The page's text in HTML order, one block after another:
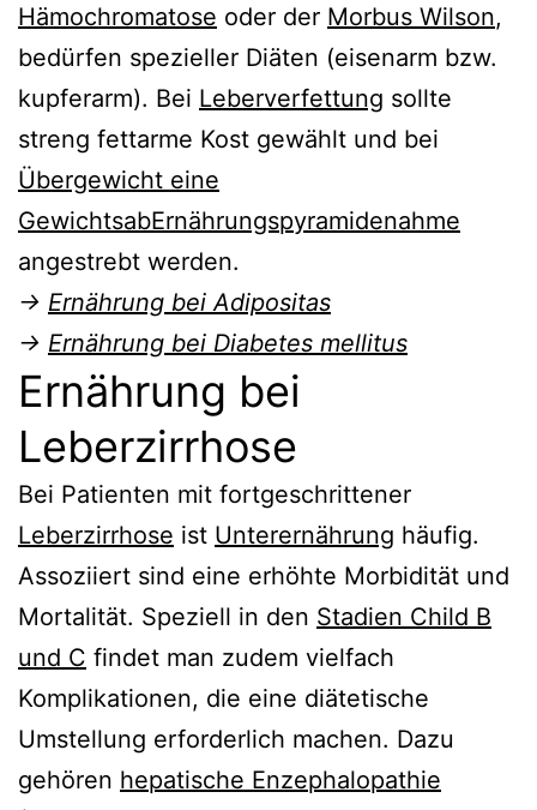
Hämochromatose oder der Morbus Wilson,
bedürfen spezieller Diäten (eisenarm bzw.
kupferarm). Bei Leberverfettung sollte
streng fettarme Kost gewählt und bei
Übergewicht eine
GewichtsabErnährungspyramidenahme
angestrebt werden.
→ Ernährung bei Adipositas
→ Ernährung bei Diabetes mellitus
Ernährung bei
Leberzirrhose
Bei Patienten mit fortgeschrittener
Leberzirrhose ist Unterernährung häufig.
Assoziiert sind eine erhöhte Morbidität und
Mortalität. Speziell in den Stadien Child B
und C findet man zudem vielfach
Komplikationen, die eine diätetische
Umstellung erforderlich machen. Dazu
gehören hepatische Enzephalopathie